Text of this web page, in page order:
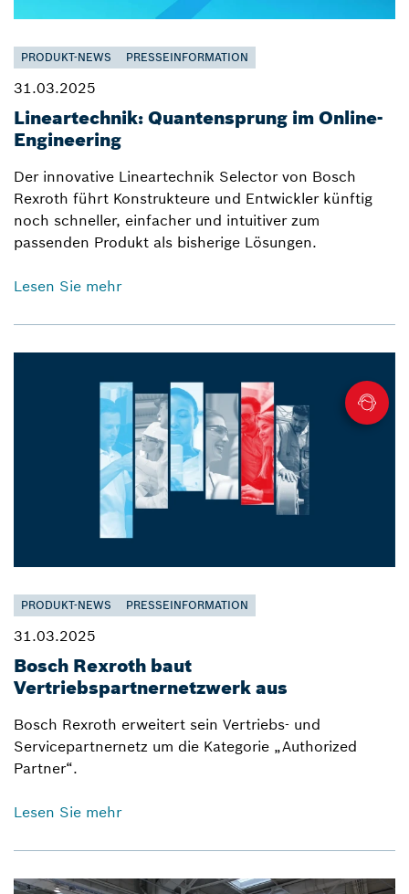
PRODUKT-NEWS PRESSEINFORMATION
31.03.2025
Lineartechnik: Quantensprung im Online-
Engineering
Der innovative Lineartechnik Selector von Bosch
Rexroth führt Konstrukteure und Entwickler künftig
noch schneller, einfacher und intuitiver zum
passenden Produkt als bisherige Lösungen.
Lesen Sie mehr
PRODUKT-NEWS PRESSEINFORMATION
31.03.2025
Bosch Rexroth baut
Vertriebspartnernetzwerk aus
Bosch Rexroth erweitert sein Vertriebs- und
Servicepartnernetz um die Kategorie „Authorized
Partner“.
Lesen Sie mehr